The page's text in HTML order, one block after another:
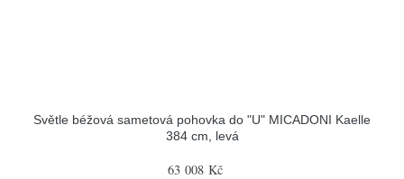
Světle béžová sametová pohovka do "U" MICADONI Kaelle
384 cm, levá
63 008 Kč